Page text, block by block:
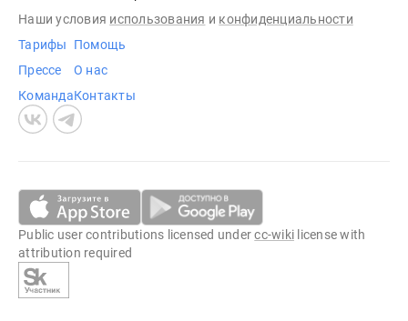
Наши условия использования и конфиденциальности
Тарифы
Прессе
Команда
Помощь
О нас
Контакты
Public user contributions licensed undercc-wiki license with
attribution required